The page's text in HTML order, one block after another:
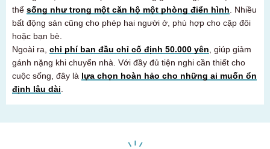
thể sống như trong một căn hộ một phòng điển hình . Nhiều
bất động sản cũng cho phép hai người ở, phù hợp cho cặp đôi
hoặc bạn bè.
Ngoài ra, chi phí ban đầu chỉ cố định 50.000 yên , giúp giảm
gánh nặng khi chuyển nhà. Với đầy đủ tiện nghi cần thiết cho
cuộc sống, đây là lựa chọn hoàn hảo cho những ai muốn ổn
định lâu dài
Chỉ dành cho cư dân tương lai và hiện tại
03-6712-4344